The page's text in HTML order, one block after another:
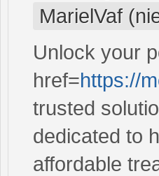
MarielVaf
Unlock your
href=https://
trusted
dedicated to
affordable